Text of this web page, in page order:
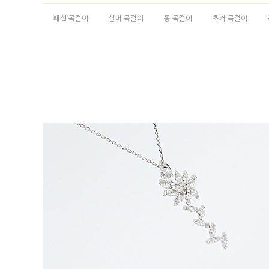
패션 목걸이 실버 목걸이 롱 목걸이 초커 목걸이